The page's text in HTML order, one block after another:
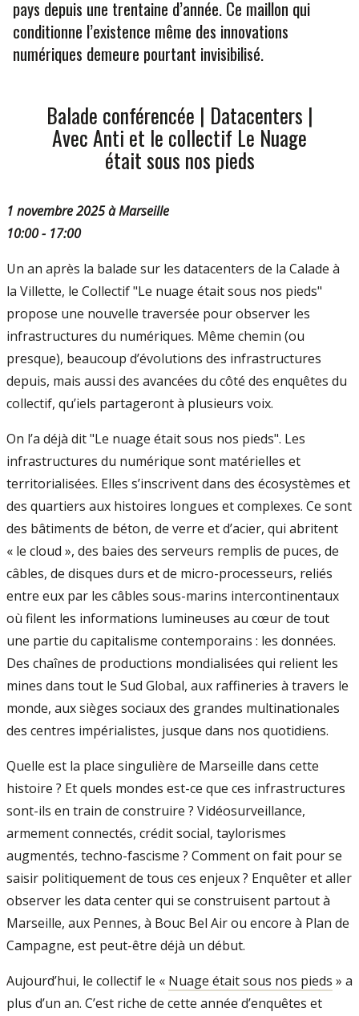
pays depuis une trentaine d’année. Ce maillon qui
conditionne l’existence même des innovations
numériques demeure pourtant invisibilisé.
Balade conférencée | Datacenters |
Avec Anti et le collectif Le Nuage
était sous nos pieds
1 novembre 2025 à Marseille
10:00 - 17:00
Un an après la balade sur les datacenters de la Calade à
la Villette, le Collectif "Le nuage était sous nos pieds"
propose une nouvelle traversée pour observer les
infrastructures du numériques. Même chemin (ou
presque), beaucoup d’évolutions des infrastructures
depuis, mais aussi des avancées du côté des enquêtes du
collectif, qu’iels partageront à plusieurs voix.
On l’a déjà dit "Le nuage était sous nos pieds". Les
infrastructures du numérique sont matérielles et
territorialisées. Elles s’inscrivent dans des écosystèmes et
des quartiers aux histoires longues et complexes. Ce sont
des bâtiments de béton, de verre et d’acier, qui abritent
« le cloud », des baies des serveurs remplis de puces, de
câbles, de disques durs et de micro-processeurs, reliés
entre eux par les câbles sous-marins intercontinentaux
où filent les informations lumineuses au cœur de tout
une partie du capitalisme contemporains : les données.
Des chaînes de productions mondialisées qui relient les
mines dans tout le Sud Global, aux raffineries à travers le
monde, aux sièges sociaux des grandes multinationales
des centres impérialistes, jusque dans nos quotidiens.
Quelle est la place singulière de Marseille dans cette
histoire ? Et quels mondes est-ce que ces infrastructures
sont-ils en train de construire ? Vidéosurveillance,
armement connectés, crédit social, taylorismes
augmentés, techno-fascisme ? Comment on fait pour se
saisir politiquement de tous ces enjeux ? Enquêter et aller
observer les data center qui se construisent partout à
Marseille, aux Pennes, à Bouc Bel Air ou encore à Plan de
Campagne, est peut-être déjà un début.
Aujourd’hui, le collectif le « Nuage était sous nos pieds » a
plus d’un an. C’est riche de cette année d’enquêtes et